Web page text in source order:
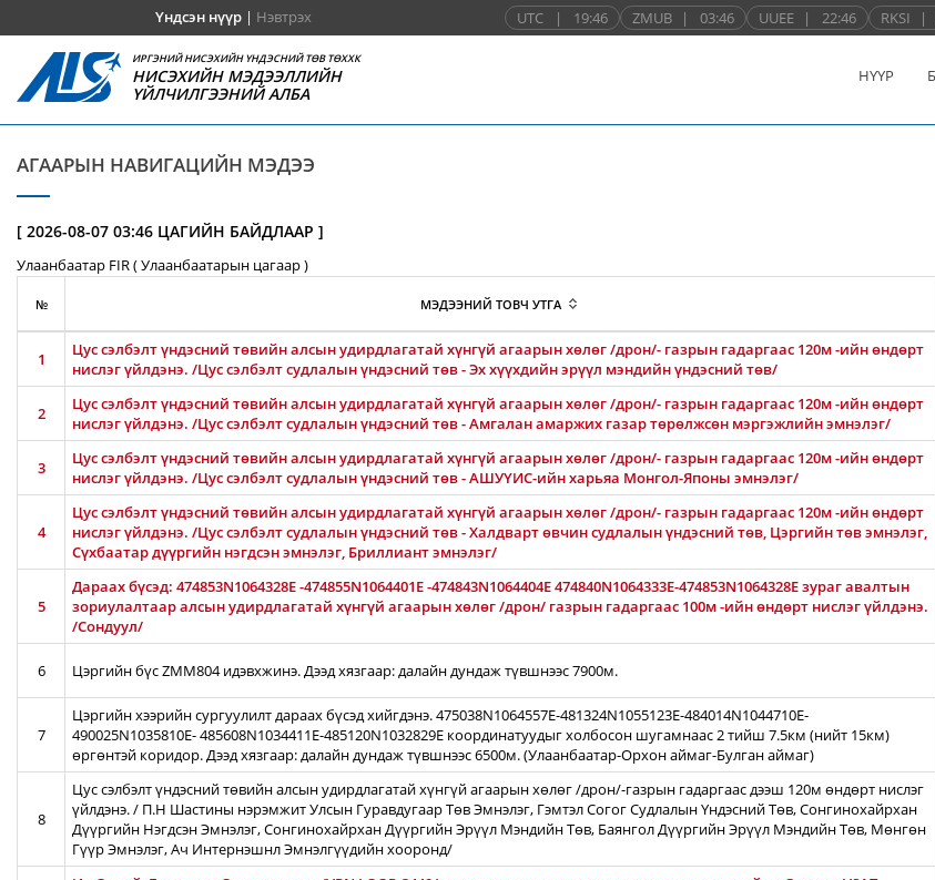
Үндсэн нүүр| Нэвтрэх UTC | 19:46 ZMUB | 03:46 UUEE | 22:46 RKSI |
ИРГЭНИЙ НИСЭХИЙН ҮНДЭСНИЙ ТӨВ ТӨХХК
НИСЭХИЙН МЭДЭЭЛЛИЙН
ҮЙЛЧИЛГЭЭНИЙ АЛБА
НҮҮР
АГААРЫН НАВИГАЦИЙН МЭДЭЭ
[ 2026-08-07 03:46 ЦАГИЙН БАЙДЛААР ]
Улаанбаатар FIR ( Улаанбаатарын цагаар )
№ МЭДЭЭНИЙ ТОВЧ УТГА
1
Цус сэлбэлт үндэсний төвийн алсын удирдлагатай хүнгүй агаарын хөлөг /дрон/- газрын гадаргаас 120м -ийн өндөрт
нислэг үйлдэнэ. /Цус сэлбэлт судлалын үндэсний төв - Эх хүүхдийн эрүүл мэндийн үндэсний төв/
2
Цус сэлбэлт үндэсний төвийн алсын удирдлагатай хүнгүй агаарын хөлөг /дрон/- газрын гадаргаас 120м -ийн өндөрт
нислэг үйлдэнэ. /Цус сэлбэлт судлалын үндэсний төв - Амгалан амаржих газар төрөлжсөн мэргэжлийн эмнэлэг/
3
Цус сэлбэлт үндэсний төвийн алсын удирдлагатай хүнгүй агаарын хөлөг /дрон/- газрын гадаргаас 120м -ийн өндөрт
нислэг үйлдэнэ. /Цус сэлбэлт судлалын үндэсний төв - АШУҮИС-ийн харьяа Монгол-Японы эмнэлэг/
4
Цус сэлбэлт үндэсний төвийн алсын удирдлагатай хүнгүй агаарын хөлөг /дрон/- газрын гадаргаас 120м -ийн өндөрт
нислэг үйлдэнэ. /Цус сэлбэлт судлалын үндэсний төв - Халдварт өвчин судлалын үндэсний төв, Цэргийн төв эмнэлэг,
Сүхбаатар дүүргийн нэгдсэн эмнэлэг, Бриллиант эмнэлэг/
5
Дараах бүсэд: 474853N1064328E -474855N1064401E -474843N1064404E 474840N1064333E-474853N1064328E зураг авалтын
зориулалтаар алсын удирдлагатай хүнгүй агаарын хөлөг /дрон/ газрын гадаргаас 100м -ийн өндөрт нислэг үйлдэнэ.
/Сондуул/
6 Цэргийн бүс ZMM804 идэвхжинэ. Дээд хязгаар: далайн дундаж түвшнээс 7900м.
7
Цэргийн хээрийн сургуулилт дараах бүсэд хийгдэнэ. 475038N1064557E-481324N1055123E-484014N1044710E-
490025N1035810E- 485608N1034411E-485120N1032829E координатуудыг холбосон шугамнаас 2 тийш 7.5км (нийт 15км)
өргөнтэй коридор. Дээд хязгаар: далайн дундаж түвшнээс 6500м. (Улаанбаатар-Орхон аймаг-Булган аймаг)
8
Цус сэлбэлт үндэсний төвийн алсын удирдлагатай хүнгүй агаарын хөлөг /дрон/-газрын гадаргаас дээш 120м өндөрт нислэг
үйлдэнэ. / П.Н Шастины нэрэмжит Улсын Гуравдугаар Төв Эмнэлэг, Гэмтэл Согог Судлалын Үндэсний Төв, Сонгинохайрхан
Дүүргийн Нэгдсэн Эмнэлэг, Сонгинохайрхан Дүүргийн Эрүүл Мэндийн Төв, Баянгол Дүүргийн Эрүүл Мэндийн Төв, Мөнгөн
Гүүр Эмнэлэг, Ач Интернэшнл Эмнэлгүүдийн хооронд/